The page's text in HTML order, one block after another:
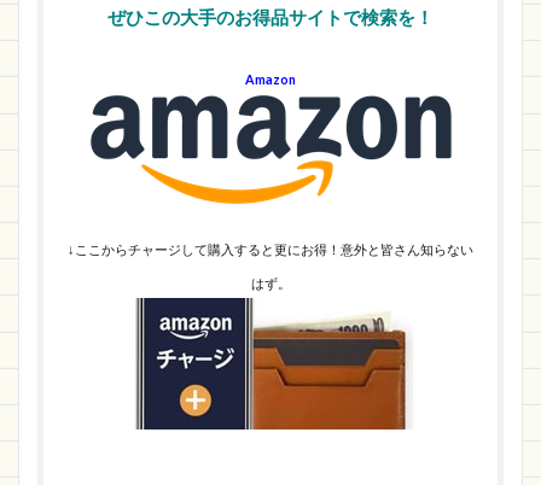
ぜひこの大手のお得品サイトで検索を！
Amazon
↓ここからチャージして購入すると更にお得！意外と皆さん知らない
はず。